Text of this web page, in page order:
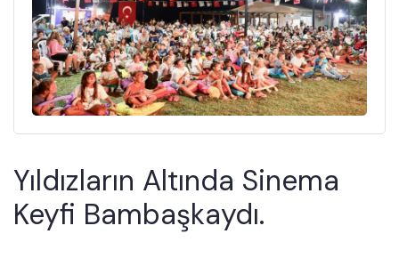
Yıldızların Altında Sinema
Keyfi Bambaşkaydı.